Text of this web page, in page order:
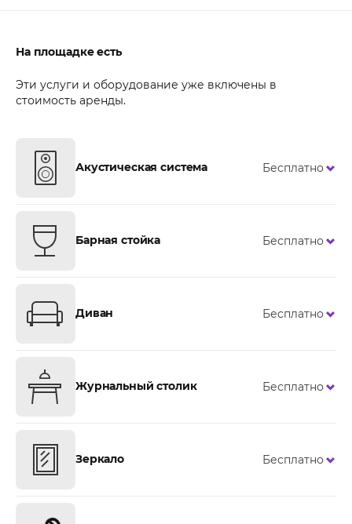
На площадке есть
Эти услуги и оборудование уже включены в
стоимость аренды.
Акустическая система Бесплатно
Барная стойка Бесплатно
Диван Бесплатно
Журнальный столик Бесплатно
Зеркало Бесплатно